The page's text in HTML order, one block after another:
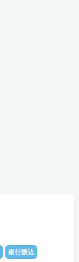
銀行振込